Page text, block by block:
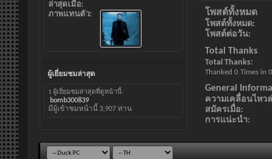
ล่าสุดเมื่อ
ภาพแทนตัว
ผู้เยี่ยมชมล่าสุด
1 ผู้เยี่ยมชมล่าสุดที่ดูหน้านี้:
bomb300839
มีผู้เข้าชมหน้านี้ 3,907 ท่าน
โพสต์ทั้งหมด
โพสต์ทั้งหมด
โพสต์ต่อวัน
Total Thanks
Total Thanks
Thanked 0 Times in
General
ความเคลื่อนไหว
สมัครเมื่อ
การแน่ะนำ